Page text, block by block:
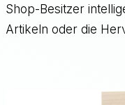
Shop-Besitzer
Artikeln oder die